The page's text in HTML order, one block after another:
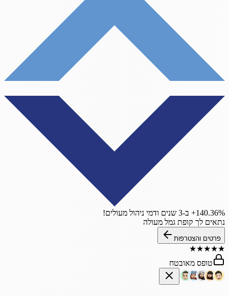
‎+140.36% ב-3 שנים
ודמי ניהול מעולים!
נתאים לך קופת גמל מעולה
פרטים והצטרפות
★
★
★
★
★
טופס מאובטח